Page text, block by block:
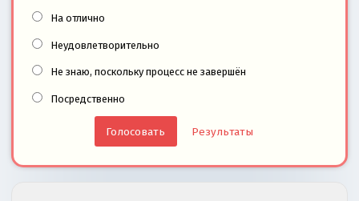
На отлично
Неудовлетворительно
Не знаю, поскольку процесс не завершён
Посредственно
Результаты